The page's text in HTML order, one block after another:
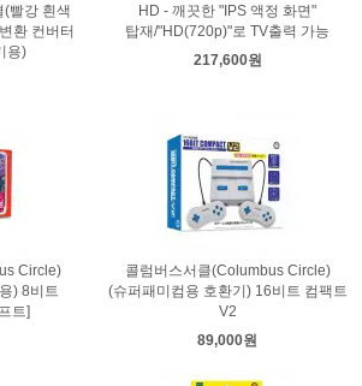
(빨강 흰색
환 컨버터
용)
HD - 깨끗한 "IPS 액정 화면"
탑재/"HD(720p)"로 TV출력 가능
217,600원
Circle)
) 8비트
트]
콜럼버스서클(Columbus Circle)
(슈퍼패미컴용 호환기) 16비트 컴팩트
V2
89,000원